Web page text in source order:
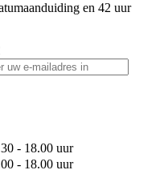
en 42 uur
- 18.00 uur
- 18.00 uur